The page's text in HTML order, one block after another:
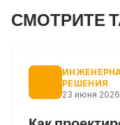
СМОТРИТЕ
РЕШЕНИЯ
23 июня 2026